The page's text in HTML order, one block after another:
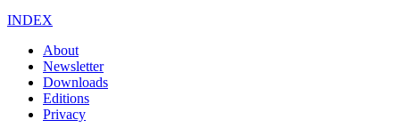
INDEX
About
Newsletter
Downloads
Editions
Privacy